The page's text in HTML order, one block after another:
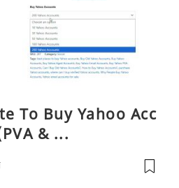
To Buy Yahoo Acc
& ...